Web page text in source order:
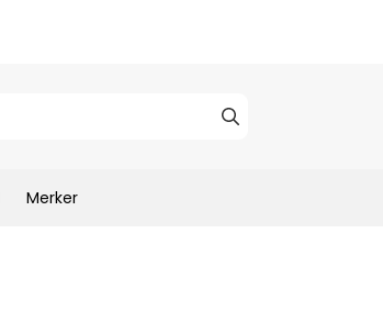
Merker